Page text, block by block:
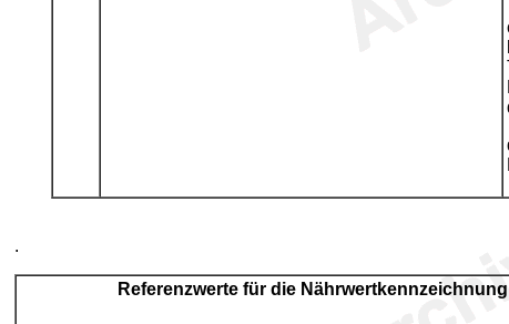
.
Referenzwerte für die